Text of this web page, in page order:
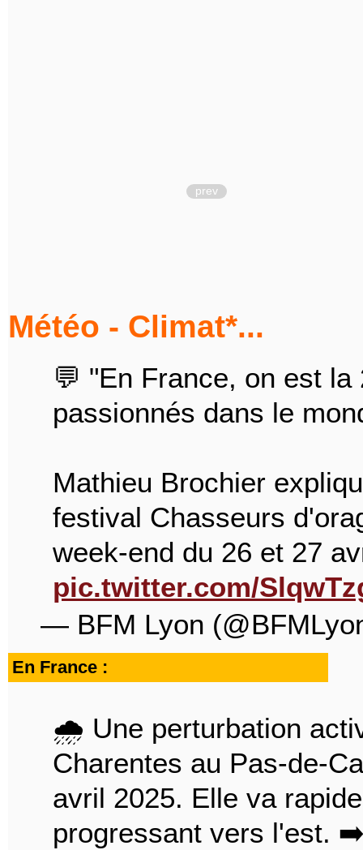
prev
Météo - Climat*...
💬 "En France, on est
passionnés dans le
Mathieu Brochier
festival Chasseurs
week-end du 26 et 27
pic.twitter.com/
— BFM Lyon
En France :
🌧️ Une perturbation
Charentes au Pas-de-
avril 2025. Elle va
progressant vers l'est.